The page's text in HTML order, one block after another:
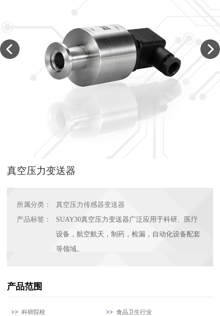
真空压力变送器
所属分类：
真空压力传感器变送器
产品标签：
SUAY30真空压力变送器广泛应用于科研、医疗
设备，航空航天，制药，检漏，自动化设备配套
等领域。
产品范围
科研院校 食品卫生行业